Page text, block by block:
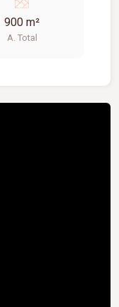
900 m²
A. Total